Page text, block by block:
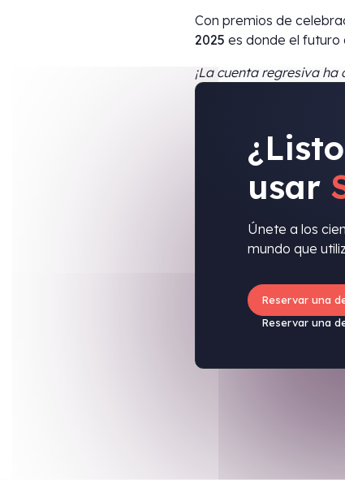
Con premios de
2025 es donde el futuro
¡La cuenta regresiva ha
usar
Únete a los
mundo que
Reservar una